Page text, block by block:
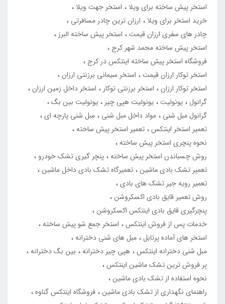
استخر پیش ساخته برای ویلا
استخر جهت ویلا
خرید استخر برای ویلا
ارزان ترین چادر مسافرتی
چادر های سفری ارزان قیمت
استخر پیش ساخته البرز
استخر پیش ساخته محمد شهر کرج
فروشگاه استخر پیش ساخته اینتکس در کرج
استخر توکار ارزان قیمت
استخر سیمانی برزنتی ارزان
استخر توکار ارزان
استخر برزنتی توکار
استخر داخل زمین ارزان
گرانول یونولیت یونولیت هپی چیر
یونولیت بین بگ
گرانول مبل شنی
مواد داخل مبل شنی
مبل شنی پارچه ای
تعمیر استخر اینتکس تعمیر استخر پیش ساخته
نحوه پنچری استخر پیش ساخته
روش چسباندن استخر پیش ساخته پنچر گیری تشک خودرو
تعمیر تشک بادی ماشین تعمیرگاه تشک بادی داخل ماشین
تعمیر رویه جیر تشک های بادی
روش تعمیر قایق بادی اکسکروشن
پنچرگیری قایق بادی اینتکس اکسکروشن
خدمات پس از فروش اینتکس
استخر جمع شو پیش ساخته
استخر های آماده پرتابل مبل های شنی دخترانه
مبل شنی دخترانه اینتکس هپی چیر دخترانه
بین بگ دخترانه
پر فروش ترین تشک ماشین اینتکس
نحوه استفاده از تشک بادی ماشین
راهنمای نگهداری از تشک بادی ماشین فروشگاه اینتکس گناوه